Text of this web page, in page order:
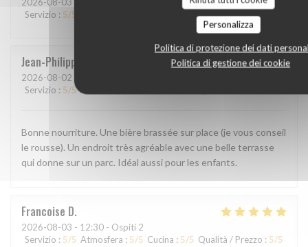
Personalizza
Politica di protezione dei dati
Politica di gestione dei cookie
Servizio : 5/5 Qualità / Prezzo
Jean-Philippe
2026-08-02
Servizio : 5/5 Atmosfera
Bonne nourriture. Une bière brassée sur place (je vous conseil
le rousse). Un endroit très agréable avec une belle terrasse
qui donne sur un parc. Idéal aussi pour les enfants.
Francoise D
2026-08-03 - 12:30 - Ospiti 2
Servizio : 5/5 Atmosfera : 5/5 Cucina : 5/5 Qualità / Prezzo : 5/5